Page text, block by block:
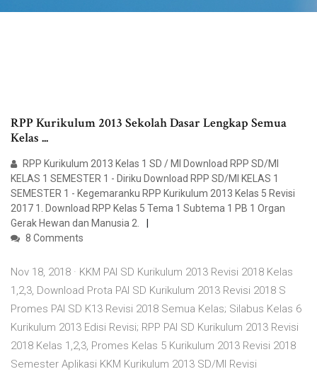
RPP Kurikulum 2013 Sekolah Dasar Lengkap Semua
Kelas ...
RPP Kurikulum 2013 Kelas 1 SD / MI Download RPP SD/MI
KELAS 1 SEMESTER 1 - Diriku Download RPP SD/MI KELAS 1
SEMESTER 1 - Kegemaranku RPP Kurikulum 2013 Kelas 5 Revisi
2017 1. Download RPP Kelas 5 Tema 1 Subtema 1 PB 1 Organ
Gerak Hewan dan Manusia 2.
8 Comments
Nov 18, 2018 · KKM PAI SD Kurikulum 2013 Revisi 2018 Kelas
1,2,3, Download Prota PAI SD Kurikulum 2013 Revisi 2018 S
Promes PAI SD K13 Revisi 2018 Semua Kelas; Silabus Kelas 6
Kurikulum 2013 Edisi Revisi; RPP PAI SD Kurikulum 2013 Revisi
2018 Kelas 1,2,3, Promes Kelas 5 Kurikulum 2013 Revisi 2018
Semester Aplikasi KKM Kurikulum 2013 SD/MI Revisi